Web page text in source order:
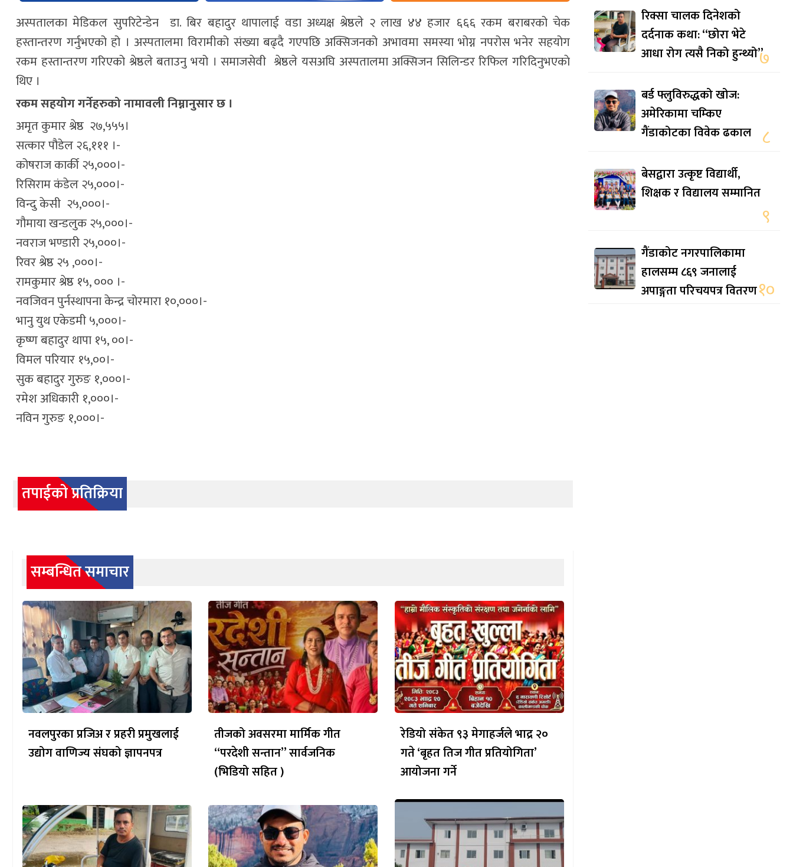
अस्पतालका मेडिकल सुपरिटेन्डेन डा‍. बिर बहादुर थापालाई वडा अध्यक्ष श्रेष्ठले २ लाख ४४ हजार ६६६ रकम बराबरको चेक
हस्तान्तरण गर्नुभएको हो । अस्पतालमा विरामीको संख्या बढ्दै गएपछि अक्सिजनको अभावमा समस्या भोग्न नपरोस भनेर सहयोग
रकम हस्तान्तरण गरिएको श्रेष्ठले बताउनु भयो । समाजसेवी श्रेष्ठले यसअघि अस्पतालमा अक्सिजन सिलिन्डर रिफिल गरिदिनुभएकाे
थिए ।
रकम सहयोग गर्नेहरुको नामावली निम्नानुसार छ ।
अमृत कुमार श्रेष्ठ २७,५५५।
सत्कार पौडेल २६,१११ ।-
कोषराज कार्की २५,०००।-
रिसिराम कंडेल २५,०००।-
विन्दु केसी २५,०००।-
गौमाया खन्डलुक २५,०००।-
नवराज भण्डारी २५,०००।-
रिवर श्रेष्ठ २५ ,०००।-
रामकुमार श्रेष्ठ १५, ००० ।-
नवजिवन पुर्नस्थापना केन्द्र चोरमारा १०,०००।-
भानु युथ एकेडमी ५,०००।-
कृष्ण बहादुर थापा १५, ००।-
विमल परियार १५,००।-
सुक बहादुर गुरुङ १,०००।-
रमेश अधिकारी १,०००।-
नविन गुरुङ १,०००।-
तपाईको प्रतिक्रिया
सम्बन्धित समाचार
नवलपुरका प्रजिअ र प्रहरी प्रमुखलाई
उद्योग वाणिज्य संघको ज्ञापनपत्र
तीजको अवसरमा मार्मिक गीत
“परदेशी सन्तान” सार्वजनिक
(भिडियो सहित )
रेडियो संकेत ९३ मेगाहर्जले भाद्र २०
गते ‘बृहत तिज गीत प्रतियोगिता’
आयोजना गर्ने
रिक्सा चालक दिनेशको
दर्दनाक कथा: “छोरा भेटे
आधा रोग त्यसै निको हुन्थ्यो”७
बर्ड फ्लुविरुद्धको खोज:
अमेरिकामा चम्किए
गैंडाकोटका विवेक ढकाल ८
बेसद्वारा उत्कृष्ट विद्यार्थी,
शिक्षक र विद्यालय सम्मानित
९
गैंडाकोट नगरपालिकामा
हालसम्म ८६९ जनालाई
अपाङ्गता परिचयपत्र वितरण१०